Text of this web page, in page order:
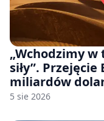
„Wchodzimy w
siły”.
miliardów
5 sie 2026